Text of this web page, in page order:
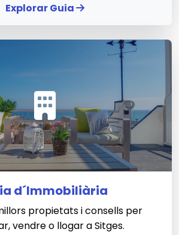
Explorar Guia
d´Immobiliària
propietats i consells per
vendre o llogar a Sitges.